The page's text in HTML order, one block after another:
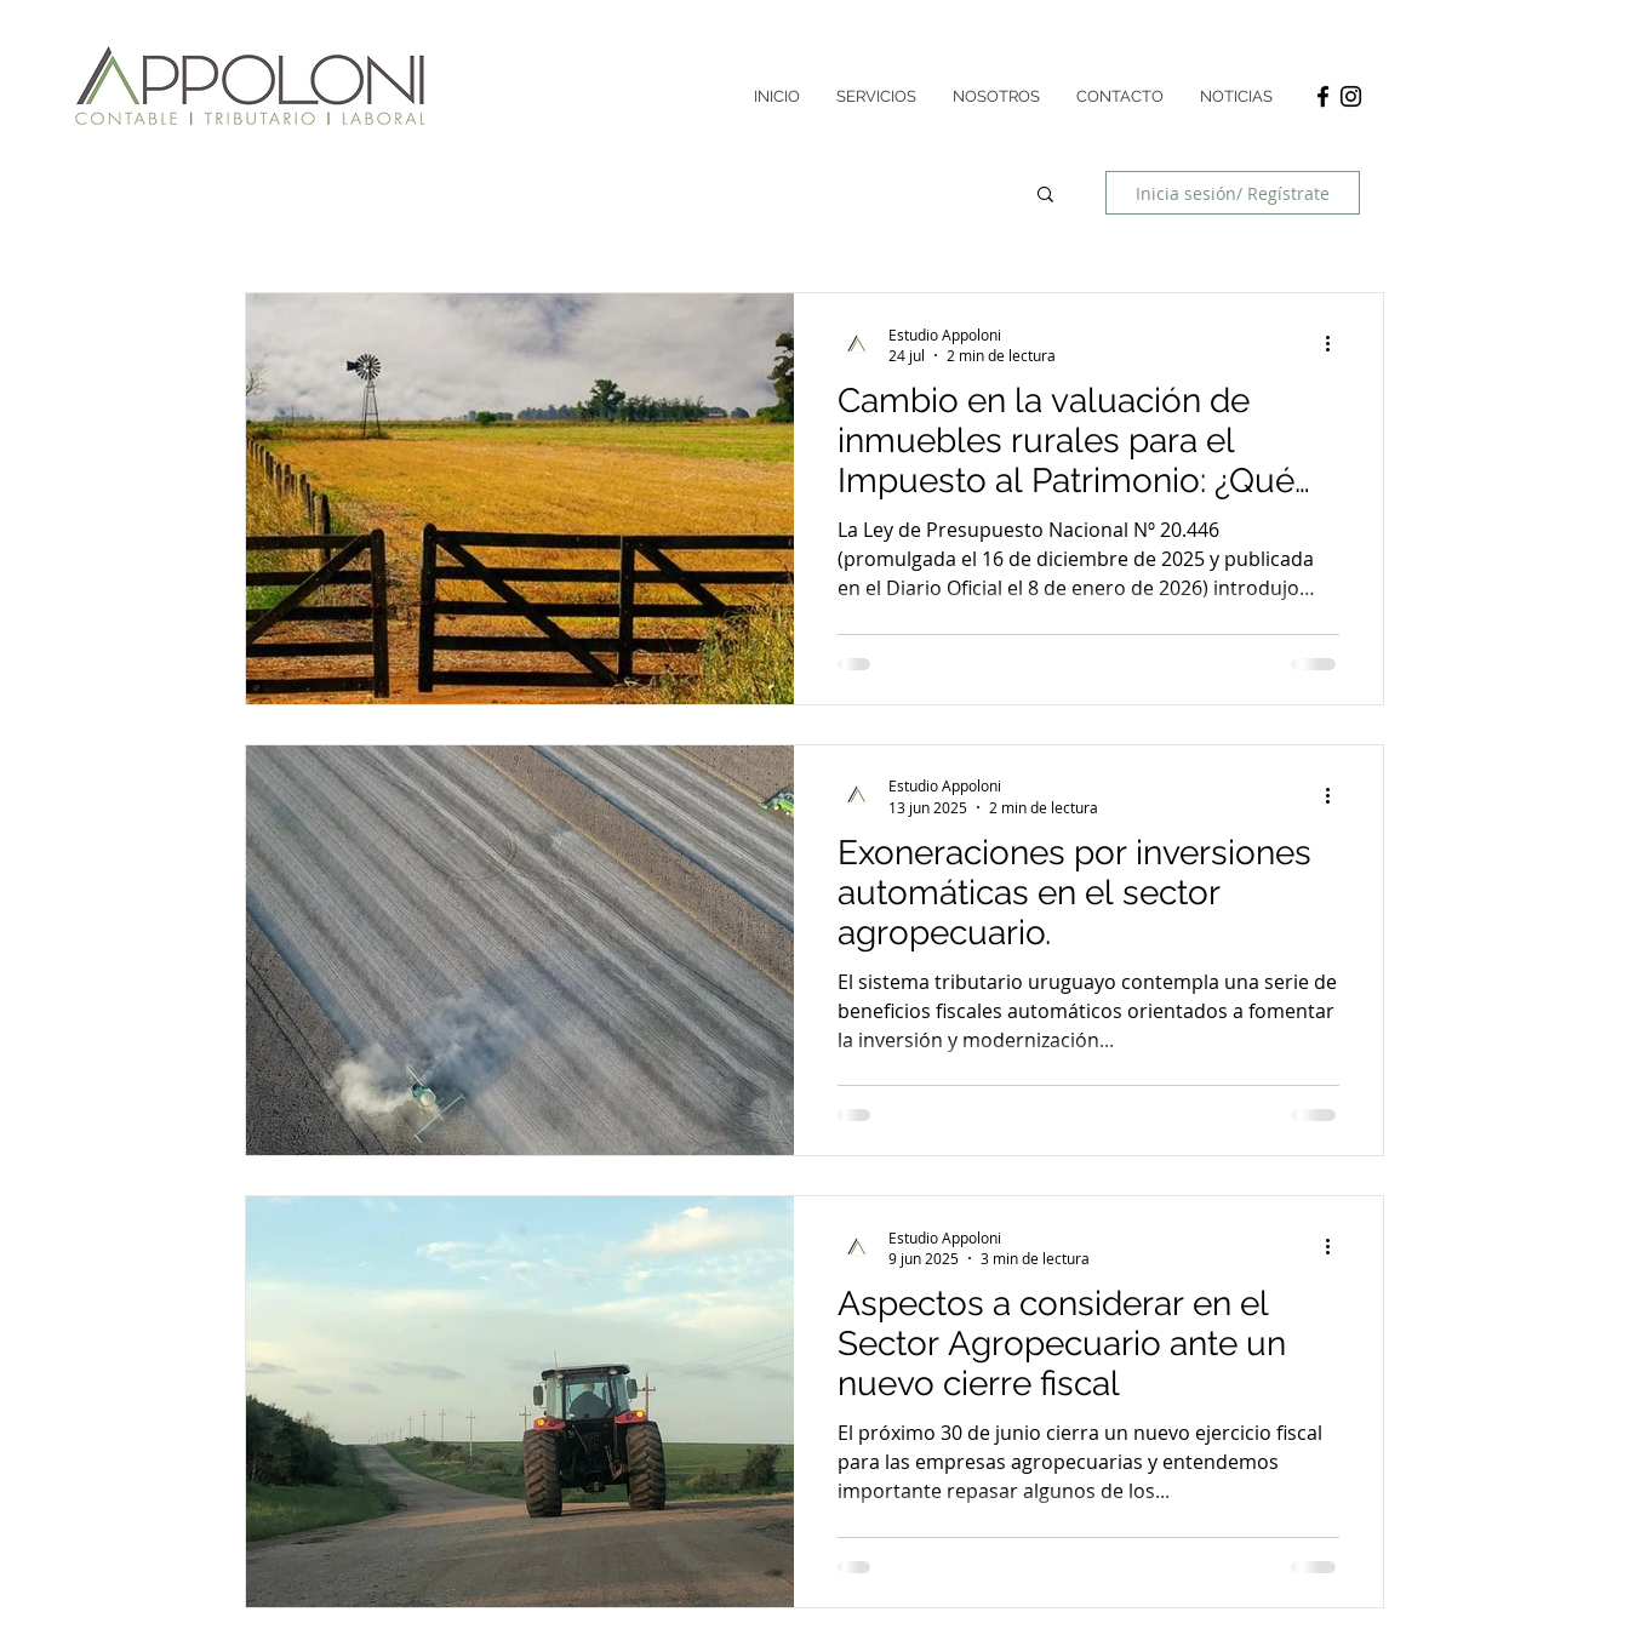
INICIO SERVICIOS NOSOTROS CONTACTO NOTICIAS
Inicia sesión/ Regístrate
Cambio en la valuación de
inmuebles rurales para el
Impuesto al Patrimonio: ¿Qué
cambia a partir de los cierres
del 2026?
La Ley de Presupuesto Nacional Nº 20.446
(promulgada el 16 de diciembre de 2025 y publicada
en el Diario Oficial el 8 de enero de 2026) introdujo
agropecuario. La revisión de esta normativa cobra
especial relevancia en el escenario actual, ya que será
entre otros, a los contri
Estudio Appoloni
24 jul
2 min de lectura
Exoneraciones por inversiones
automáticas en el sector
agropecuario.
El sistema tributario uruguayo contempla una serie de
beneficios fiscales automáticos orientados a fomentar
la inversión y modernización...
Estudio Appoloni
13 jun 2025
2 min de lectura
Aspectos a considerar en el
Sector Agropecuario ante un
nuevo cierre fiscal
El próximo 30 de junio cierra un nuevo ejercicio fiscal
para las empresas agropecuarias y entendemos
importante repasar algunos de los...
Estudio Appoloni
9 jun 2025
3 min de lectura